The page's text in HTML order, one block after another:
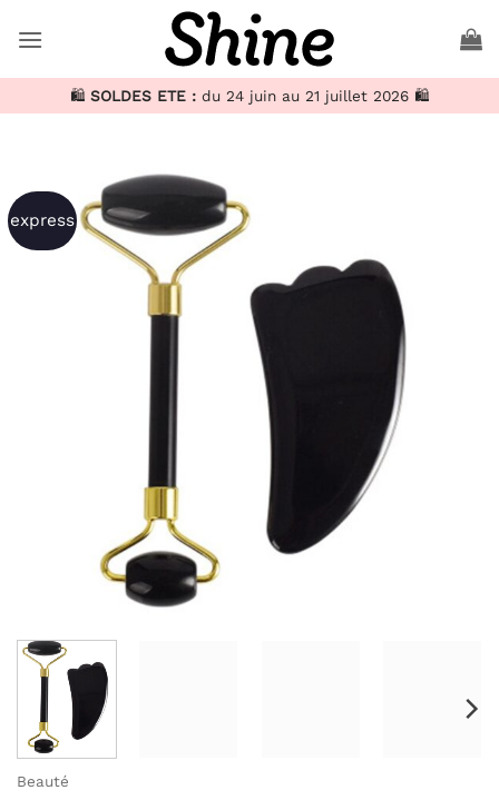
au
🛍️ SOLDES ETE : du 24 juin au 21 juillet 2026 🛍️
express
Beauté